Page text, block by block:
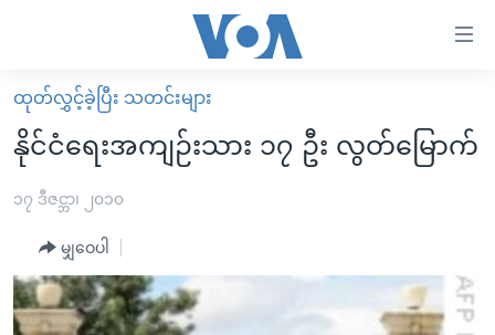
လွယ်ကူ
စေ
Link
များ
ပင်မ
အကြောင်းအရာ
မူလစာမျက်နှာ
မြန်မာ
ကမ္ဘာ့သတင်းများ
နိုင်ငံတကာ
အမေရိကန်
တရုတ်
သတင်းလွတ်လပ်ခွင့်
ရပ်ဝန်းတခု လမ်းတခု အလွန်
ထုတ်လွှင့်ခဲ့ပြီး သတင်းများ
နိုင်ငံရေးအကျဉ်းသား ၁၇ ဦး လွတ်မြောက်
၁၇ ဒီဇင္ဘာ၊ ၂၀၁၀
မျှဝေပါ